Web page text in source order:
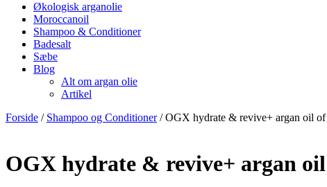
Økologisk arganolie
Moroccanoil
Shampoo & Conditioner
Badesalt
Sæbe
Blog
Alt om argan olie
Artikel
Forside / Shampoo og Conditioner/ OGX hydrate & revive+ argan oil of
OGX hydrate & revive+ argan